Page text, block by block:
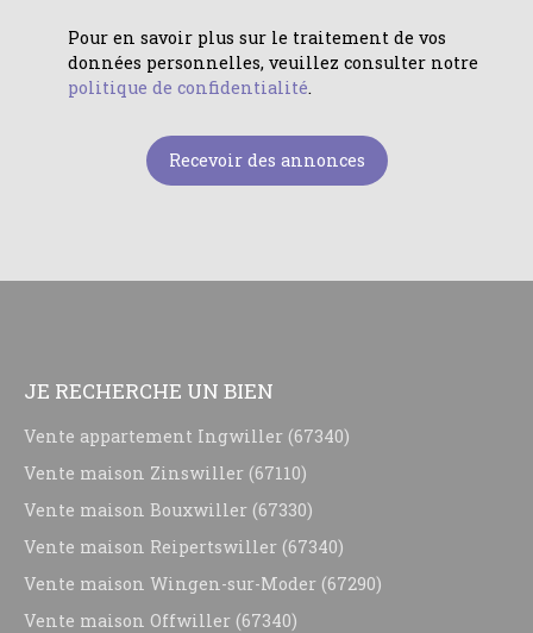
Pour en savoir plus sur le traitement de vos
données personnelles, veuillez consulter notre
politique de confidentialité.
Recevoir des annonces
JE RECHERCHE UN BIEN
Vente appartement Ingwiller (67340)
Vente maison Zinswiller (67110)
Vente maison Bouxwiller (67330)
Vente maison Reipertswiller (67340)
Vente maison Wingen-sur-Moder (67290)
Vente maison Offwiller (67340)